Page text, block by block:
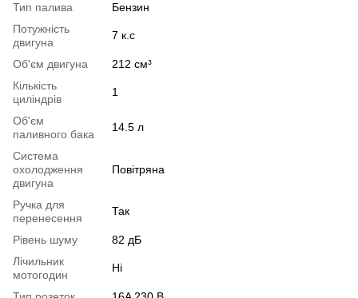
Тип палива
Бензин
Потужність
двигуна
7 к.с
Об'єм двигуна
212 см³
Кількість
циліндрів
1
Об'єм
паливного бака
14.5 л
Система
охолодження
двигуна
Повітряна
Ручка для
перенесення
Так
Рівень шуму
82 дБ
Лічильник
мотогодин
Ні